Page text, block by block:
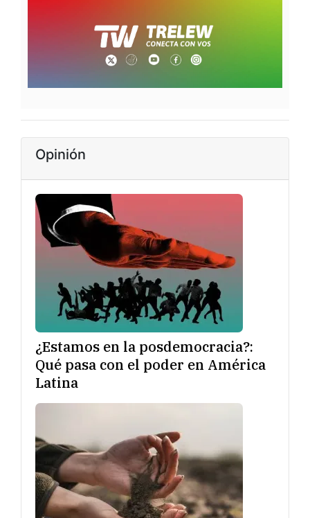
Opinión
¿Estamos en la posdemocracia?:
Qué pasa con el poder en América
Latina